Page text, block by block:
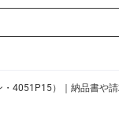
4051P15）｜納品書や